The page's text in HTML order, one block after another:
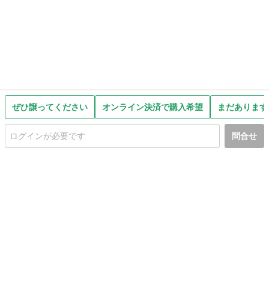
ぜひ譲ってください オンライン決済で購入希望 まだありま
問合せ